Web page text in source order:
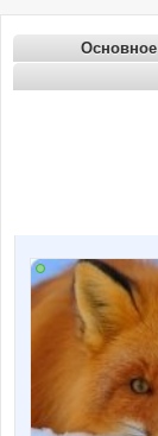
Основное